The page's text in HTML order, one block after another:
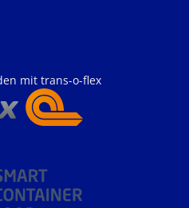
mit trans-o-flex